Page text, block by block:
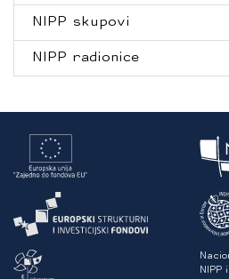
NIPP skupovi
NIPP radionice
NIPP